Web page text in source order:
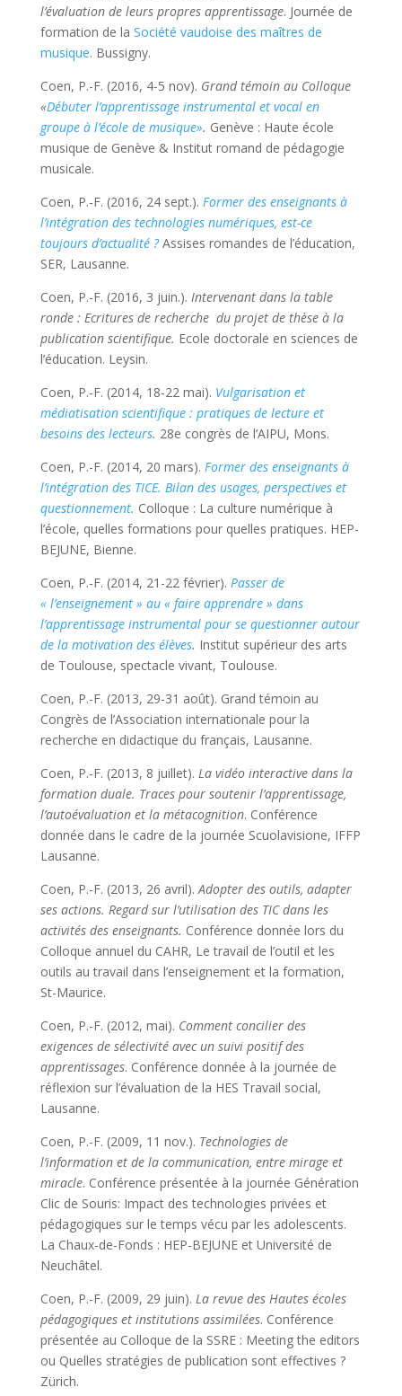
l’évaluation de leurs propres apprentissage. Journée de
formation de la Société vaudoise des maîtres de
musique. Bussigny.
Coen, P.-F. (2016, 4-5 nov). Grand témoinau Colloque
«Débuter l’apprentissage instrumental et vocal en
groupe à l’école de musique». Genève : Haute école
musique de Genève & Institut romand de pédagogie
musicale.
Coen, P.-F. (2016, 24 sept.). Former des enseignants à
l’intégration des technologies numériques, est-ce
toujours d’actualité ?Assises romandes de l’éducation,
SER, Lausanne.
Coen, P.-F. (2016, 3 juin.). Intervenant dans la table
ronde : Ecritures de recherche du projet de thèse à la
publication scientifique. Ecole doctorale en sciences de
l’éducation. Leysin.
Coen, P.-F. (2014, 18-22 mai). Vulgarisation et
médiatisation scientifique : pratiques de lecture et
besoins des lecteurs. 28e congrès de l’AIPU, Mons.
Coen, P.-F. (2014, 20 mars). Former des enseignants à
l’intégration des TICE. Bilan des usages, perspectives et
questionnement. Colloque : La culture numérique à
l’école, quelles formations pour quelles pratiques. HEP-
BEJUNE, Bienne.
Coen, P.-F. (2014, 21-22 février). Passer de
« l’enseignement » au « faire apprendre » dans
l’apprentissage instrumental pour se questionner autour
de la motivation des élèves. Institut supérieur des arts
de Toulouse, spectacle vivant, Toulouse.
Coen, P.-F. (2013, 29-31 août). Grand témoin au
Congrès de l’Association internationale pour la
recherche en didactique du français, Lausanne.
Coen, P.-F. (2013, 8 juillet). La vidéo interactive dans la
formation duale. Traces pour soutenir l’apprentissage,
l’autoévaluation et la métacognition. Conférence
donnée dans le cadre de la journée Scuolavisione, IFFP
Lausanne.
Coen, P.-F. (2013, 26 avril).Adopter des outils, adapter
ses actions. Regard sur l’utilisation des TIC dans les
activités des enseignants. Conférence donnée lors du
Colloque annuel du CAHR, Le travail de l’outil et les
outils au travail dans l’enseignement et la formation,
St-Maurice.
Coen, P.-F. (2012, mai). Comment concilier des
exigences de sélectivité avec un suivi positif des
apprentissages. Conférence donnée à la journée de
réflexion sur l’évaluation de la HES Travail social,
Lausanne.
Coen, P.-F. (2009, 11 nov.). Technologies de
l’information et de la communication, entre mirage et
miracle. Conférence présentée à la journée Génération
Clic de Souris: Impact des technologies privées et
pédagogiques sur le temps vécu par les adolescents.
La Chaux-de-Fonds : HEP-BEJUNE et Université de
Neuchâtel.
Coen, P.-F. (2009, 29 juin). La revue des Hautes écoles
pédagogiques et institutions assimilées. Conférence
présentée au Colloque de la SSRE : Meeting the editors
ou Quelles stratégies de publication sont effectives ?
Zürich.